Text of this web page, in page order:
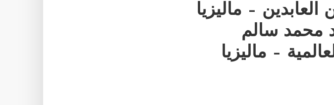
– ماليزيا
محمد سالم
– ماليزيا